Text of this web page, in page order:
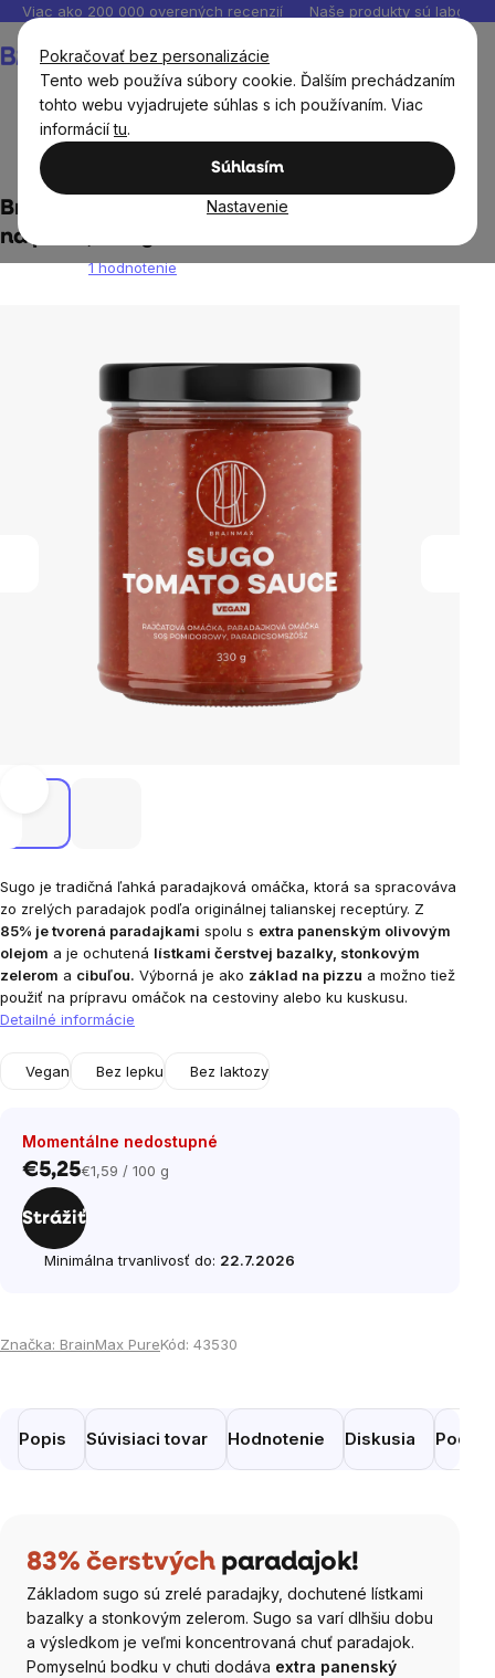
Pokračovať bez personalizácie
Tento web používa súbory cookie. Ďalším prechádzaním
tohto webu vyjadrujete súhlas s ich používaním. Viac
informáciítu.
Súhlasím
Nastavenie
Prejsť
obsah
Viac ako 200 000 overených recenzií Naše produkty sú
košík
Omáčky a pesta
BrainMax Pure® Sugo, paradajkový základ
na pizzu, 330 g
1 hodnotenie
Sugo je tradičná ľahká paradajková omáčka, ktorá sa spracováva
zo zrelých paradajok podľa originálnej talianskej receptúry. Z
85% je tvorená paradajkami spolu s extra panenským olivovým
olejom a je ochutená lístkami čerstvej bazalky, stonkovým
zelerom a cibuľou. Výborná je ako základ na pizzu a možno tiež
použiť na prípravu omáčok na cestoviny alebo ku kuskusu.
Detailné informácie
Vegan Bez lepku Bez laktozy
Momentálne nedostupné
€5,25Jednotková
cena:
€1,59 / 100 g
Strážiť
Minimálna trvanlivosť do: 22.7.2026
Značka: BrainMax PureKód: 43530
Popis Súvisiaci tovar Hodnotenie Diskusia
83% čerstvých paradajok!
Základom sugo sú zrelé paradajky, dochutené lístkami
bazalky a stonkovým zelerom. Sugo sa varí dlhšiu dobu
a výsledkom je veľmi koncentrovaná chuť paradajok.
Pomyselnú bodku v chuti dodáva extra panenský